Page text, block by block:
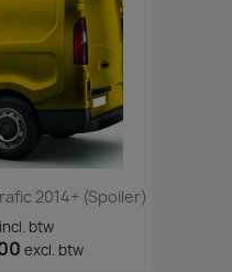
2014+ (spoiler)
incl. btw
excl. btw